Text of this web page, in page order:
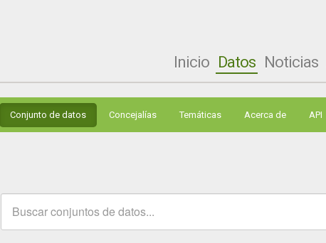
Inicio Datos Noticias
Conjunto de datos Concejalías Temáticas Acerca de API